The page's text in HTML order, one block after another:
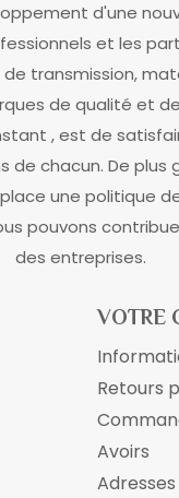
d'une
et les
transmission,
de qualité et
, est de
chacun. De plus
une politique
pouvons
des entreprises.
VOTRE
Retours
Avoirs
Adresses